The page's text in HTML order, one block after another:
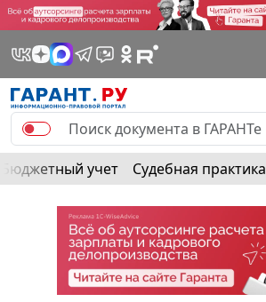
Бюджетный учет Судебная практика